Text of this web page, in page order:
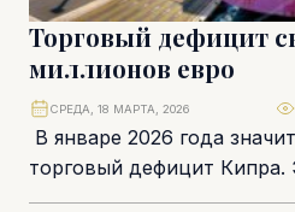
Торговый дефицит
миллионов евро
В январе 2026 года
торговый дефицит Кипра.
необычно, учитывая, что
СРЕДА, 18 МАРТА, 2026